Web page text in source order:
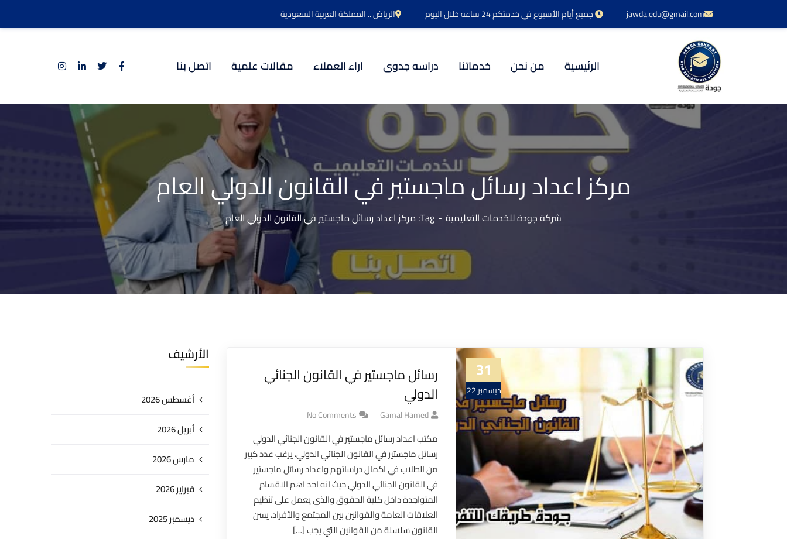
jawda.edu@gmail.com جميع أيام الأسبوع في خدمتكم 24 ساعه خلال اليوم الرياض .. المملكة العربية السعودية
الرئيسية من نحن خدماتنا دراسه جدوى اراء العملاء مقالات علمية اتصل بنا
مركز اعداد رسائل ماجستير في القانون الدولي العام
شركة جودة للخدمات التعليمية Tag: مركز اعداد رسائل ماجستير في القانون الدولي العام
31
ديسمبر 22
رسائل ماجستير في القانون الجنائي
الدولي
Gamal Hamed
No Comments
مكتب اعداد رسائل ماجستير في القانون الجنائي الدولي
رسائل ماجستير في القانون الجنائي الدولي، يرغب عدد كبير
من الطلاب في اكمال دراساتهم واعداد رسائل ماجستير
في القانون الجنائي الدولي حيث انه احد اهم الاقسام
المتواجدة داخل كلية الحقوق والذي يعمل على تنظيم
العلاقات العامة والقوانين بين المجتمع والأفراد، يسن
القانون سلسلة من القوانين التي يجب […]
الأرشيف
أغسطس 2026
أبريل 2026
مارس 2026
فبراير 2026
ديسمبر 2025